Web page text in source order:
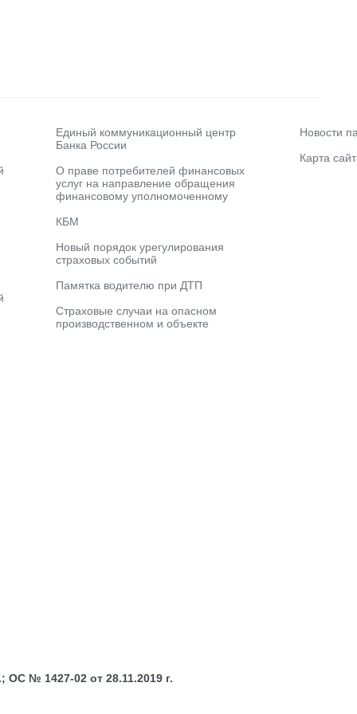
Единый коммуникационный центр
Банка России
О праве потребителей финансовых
услуг на направление обращения
финансовому уполномоченному
КБМ
Новый порядок урегулирования
страховых событий
Памятка водителю при ДТП
Страховые случаи на опасном
производственном и объекте
Новости
Карта
№ 1427-02 от 28.11.2019 г.